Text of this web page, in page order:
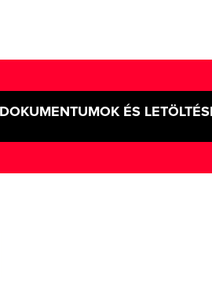
DOKUMENTUMOK ÉS